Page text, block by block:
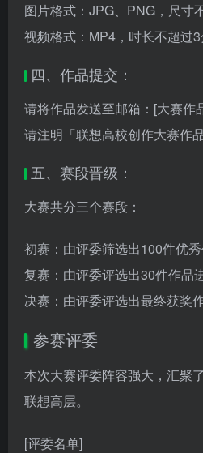
图片格式：JPG、PNG，尺寸不
视频格式：MP4，时长不超过3
四、作品提交：
请将作品发送至邮箱：[大赛作
请注明「联想高校创作大赛作品
五、赛段晋级：
大赛共分三个赛段：
初赛：由评委筛选出100件优秀
复赛：由评委评选出30件作品
决赛：由评委评选出最终获奖作
参赛评委
本次大赛评委阵容强大，汇聚
联想高层。
[评委名单]